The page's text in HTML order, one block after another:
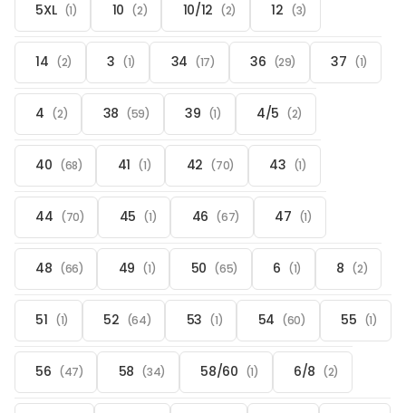
5XL (1) 10 (2) 10/12 (2) 12 (3)
14 (2) 3 (1) 34 (17) 36 (29) 37 (1)
4 (2) 38 (59) 39 (1) 4/5 (2)
40 (68) 41 (1) 42 (70) 43 (1)
44 (70) 45 (1) 46 (67) 47 (1)
48 (66) 49 (1) 50 (65) 6 (1) 8 (2)
51 (1) 52 (64) 53 (1) 54 (60) 55 (1)
56 (47) 58 (34) 58/60 (1) 6/8 (2)